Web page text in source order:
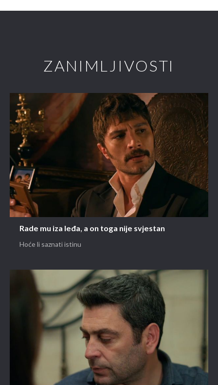
ZANIMLJIVOSTI
Rade mu iza leđa, a on toga nije svjestan
Hoće li saznati istinu